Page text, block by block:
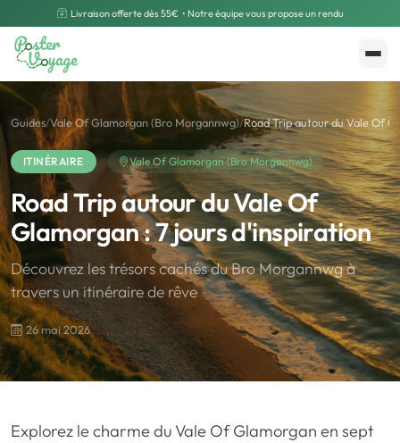
Livraison offerte dès 55€ • Notre équipe vous propose un rendu
Créer mon souvenir Polarsteps
🌍Road Trip et Pays 🌆Les villes
Guides/Vale Of Glamorgan (Bro Morgannwg)/Road Trip autour du Vale Of
ITINÉRAIRE Vale Of Glamorgan (Bro Morgannwg)
Road Trip autour du Vale Of
Glamorgan : 7 jours d'inspiration
Découvrez les trésors cachés du Bro Morgannwg à
travers un itinéraire de rêve
26 mai 2026
Explorez le charme du Vale Of Glamorgan en sept